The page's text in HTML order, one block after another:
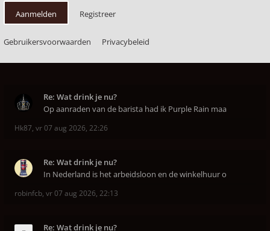
Aanmelden Registreer
Gebruikersvoorwaarden Privacybeleid
Re: Wat drink je nu?
Op aanraden van de barista had ik Purple Rain maa
Hk87, vr 07 aug 2026, 22:26
Re: Wat drink je nu?
In Nederland is het arbeidsloon en de winkelhuur o
robinfcb, vr 07 aug 2026, 22:13
Re: Wat drink je nu?